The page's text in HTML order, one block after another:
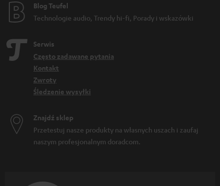
Blog Teufel
Technologie audio, Trendy hi-fi, Porady i wskazówki
Serwis
Często zadawane pytania
Kontakt
Zwroty
Śledzenie wysyłki
Znajdź sklep
Przetestuj nasze produkty na własnych uszach i zaufaj
naszym profesjonalnym doradcom.